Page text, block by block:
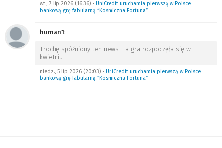
wt., 7 lip 2026 (16:36) • UniCredit uruchamia pierwszą w Polsce
bankową grę fabularną “Kosmiczna Fortuna”
human1:
Trochę spóźniony ten news. Ta gra rozpoczęła się w
kwietniu. …
niedz., 5 lip 2026 (20:03) • UniCredit uruchamia pierwszą w Polsce
bankową grę fabularną “Kosmiczna Fortuna”